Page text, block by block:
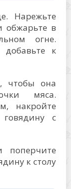
Нарежьте
обжарьте в
огне.
добавьте к
чтобы она
мяса.
накройте
с
поперчите
к столу